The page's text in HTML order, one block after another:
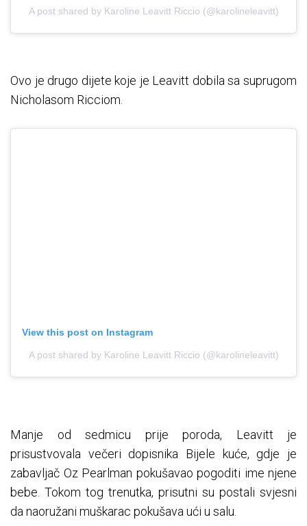
A post shared by Karoline Leavitt Riccio (@karolineleavitt)
Ovo je drugo dijete koje je Leavitt dobila sa suprugom
Nicholasom Ricciom.
View this post on Instagram
A post shared by Karoline Leavitt Riccio (@karolineleavitt)
Manje od sedmicu prije poroda, Leavitt je
prisustvovala večeri dopisnika Bijele kuće, gdje je
zabavljač Oz Pearlman pokušavao pogoditi ime njene
bebe. Tokom tog trenutka, prisutni su postali svjesni
da naoružani muškarac pokušava ući u salu.